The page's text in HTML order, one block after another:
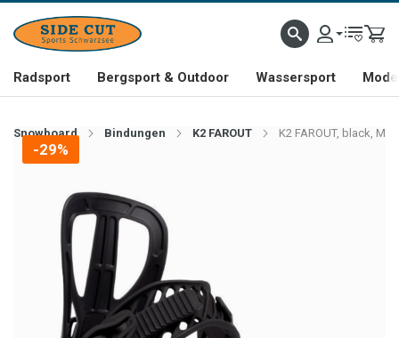
Radsport Bergsport & Outdoor Wassersport
Snowboard Bindungen K2 FAROUT K2 FAROUT, black, M
-29%